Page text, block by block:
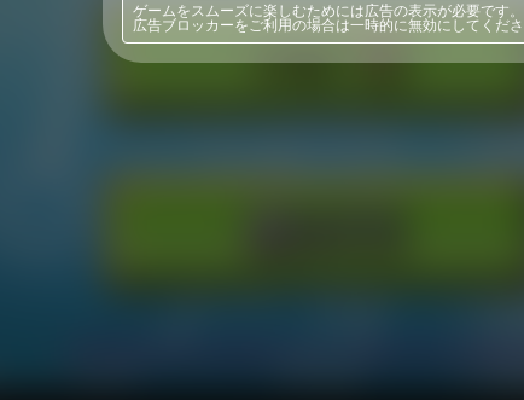
ゲームをスムーズに楽しむためには広告の表示が必要です。
広告ブロッカーをご利用の場合は一時的に無効にしてくださ